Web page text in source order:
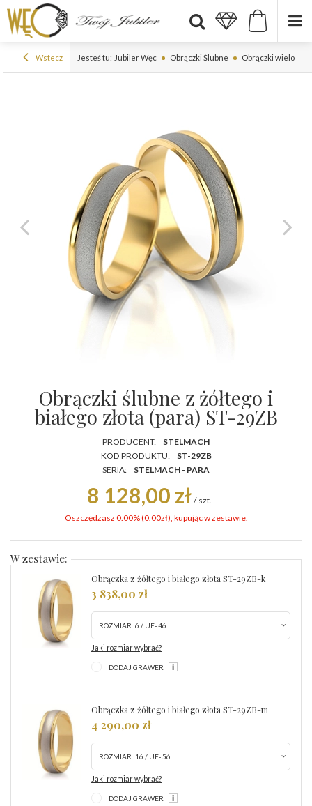
Wstecz Jesteś tu: Jubiler Węc Obrączki Ślubne Obrączki
Obrączki ślubne z żółtego i
białego złota (para) ST-29ZB
PRODUCENT:
STELMACH
KOD PRODUKTU:
ST-29ZB
SERIA:
STELMACH - PARA
8 128,00 zł / szt.
Oszczędzasz 0.00% (0.00zł), kupując w zestawie.
W zestawie:
Obrączka z żółtego i białego złota ST-29ZB-k
3 838,00 zł
ROZMIAR: 6 / UE- 46
Jaki rozmiar wybrać?
DODAJ GRAWER
Obrączka z żółtego i białego złota ST-29ZB-m
4 290,00 zł
ROZMIAR: 16 / UE- 56
Jaki rozmiar wybrać?
DODAJ GRAWER